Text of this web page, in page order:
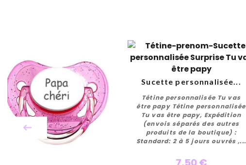
Personnaliser
Sucette personnalisée...
Tétine personnalisée Tu vas
être papy Tétine personnalisée
Tu vas être papy, Expédition
(envois séparés des autres
produits de la boutique) :
Standard: 2 à 5 jours ouvrés ,...